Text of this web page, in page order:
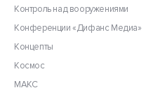
Контроль над вооружениями
Конференции «Дифанс Медиа»
Концепты
Космос
МАКС